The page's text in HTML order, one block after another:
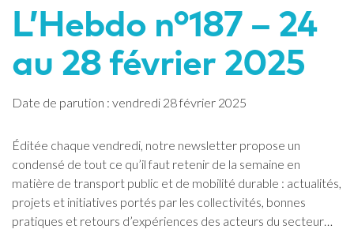
L’Hebdo n°187 – 24
au 28 février 2025
Date de parution : vendredi 28 février 2025
Éditée chaque vendredi, notre newsletter propose un
condensé de tout ce qu’il faut retenir de la semaine en
matière de transport public et de mobilité durable : actualités,
projets et initiatives portés par les collectivités, bonnes
pratiques et retours d’expériences des acteurs du secteur…